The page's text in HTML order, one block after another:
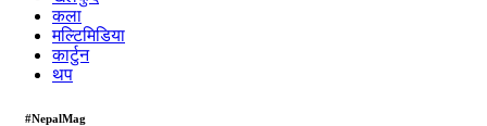
कला
मल्टिमिडिया
कार्टुन
थप
#NepalMag